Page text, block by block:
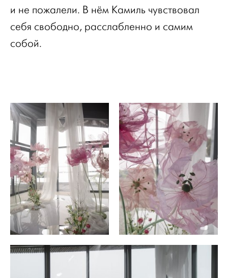
и не пожалели. В нём Камиль чувствовал
себя свободно, расслабленно и самим
собой.